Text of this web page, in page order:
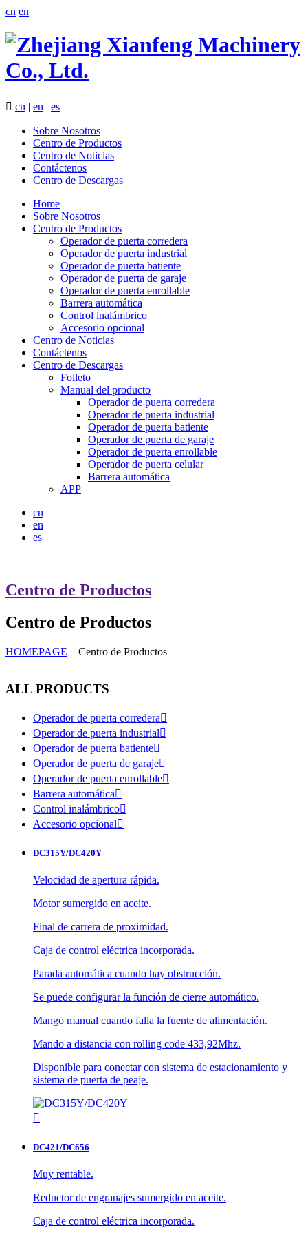
cn en
 cn | en | es
Sobre Nosotros
Centro de Productos
Centro de Noticias
Contáctenos
Centro de Descargas
Home
Sobre Nosotros
Centro de Productos
Operador de puerta corredera
Operador de puerta industrial
Operador de puerta batiente
Operador de puerta de garaje
Operador de puerta enrollable
Barrera automática
Control inalámbrico
Accesorio opcional
Centro de Noticias
Contáctenos
Centro de Descargas
Folleto
Manual del producto
Operador de puerta corredera
Operador de puerta industrial
Operador de puerta batiente
Operador de puerta de garaje
Operador de puerta enrollable
Operador de puerta celular
Barrera automática
APP
cn
en
es
Centro de Productos
Centro de Productos
HOMEPAGE Centro de Productos
ALL PRODUCTS
Operador de puerta corredera
Operador de puerta industrial
Operador de puerta batiente
Operador de puerta de garaje
Operador de puerta enrollable
Barrera automática
Control inalámbrico
Accesorio opcional
DC315Y/DC420Y
Velocidad de apertura rápida.
Motor sumergido en aceite.
Final de carrera de proximidad.
Caja de control eléctrica incorporada.
Parada automática cuando hay obstrucción.
Se puede configurar la función de cierre automático.
Mango manual cuando falla la fuente de alimentación.
Mando a distancia con rolling code 433,92Mhz.
Disponible para conectar con sistema de estacionamiento y
sistema de puerta de peaje.

DC421/DC656
Muy rentable.
Reductor de engranajes sumergido en aceite.
Caja de control eléctrica incorporada.